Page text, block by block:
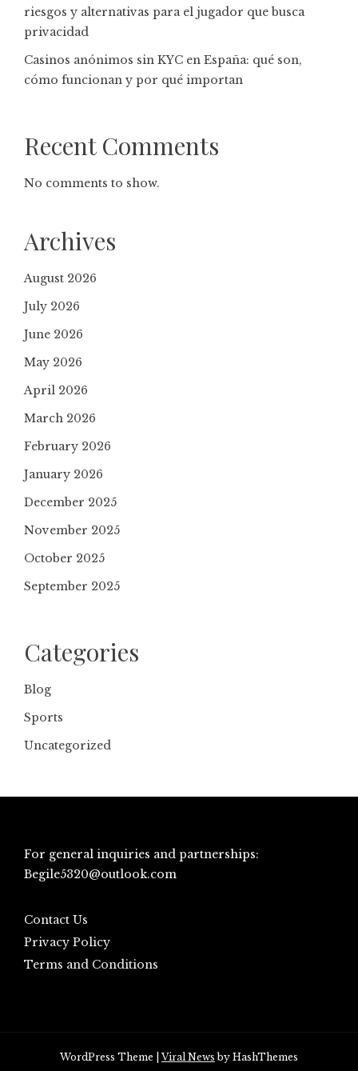
riesgos y alternativas para el jugador que busca
privacidad
Casinos anónimos sin KYC en España: qué son,
cómo funcionan y por qué importan
Recent Comments
No comments to show.
Archives
August 2026
July 2026
June 2026
May 2026
April 2026
March 2026
February 2026
January 2026
December 2025
November 2025
October 2025
September 2025
Categories
Blog
Sports
Uncategorized
For general inquiries and partnerships:
Begile5320@outlook.com
Contact Us
Privacy Policy
Terms and Conditions
WordPress Theme |Viral News by HashThemes